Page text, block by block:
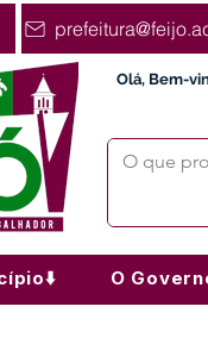
Olá, Bem-
O